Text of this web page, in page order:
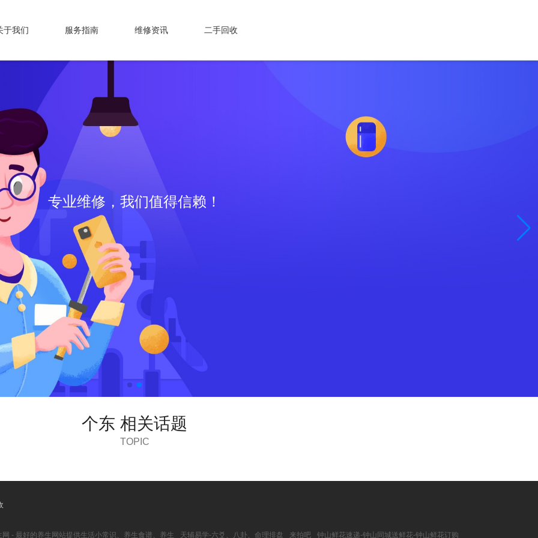
于我们 服务指南 维修资讯 二手回收
专业维修，我们值得信赖！
个东 相关话题
TOPIC
网 - 最好的养生网站提供生活小常识、养生食谱、养生 天辅易学-六爻、八卦、命理排盘 来拍吧 钟山鲜花速递-钟山同城送鲜花-钟山鲜花订购